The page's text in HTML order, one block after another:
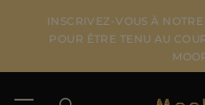
INSCRIVEZ-VOUS À
POUR ÊTRE TENU AU